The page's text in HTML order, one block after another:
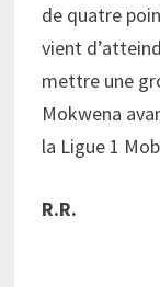
de quatre
vient
mettre une
Mokwena
la Ligue 1
R.R.